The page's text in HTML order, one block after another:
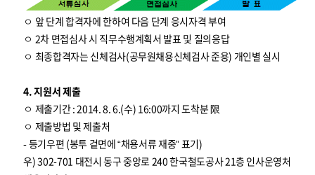
ㅇ 앞 단계 합격자에 한하여 다음 단계 응시자격 부여
ㅇ 2차 면접심사 시 직무수행계획서 발표 및 질의응답
ㅇ 최종합격자는 신체검사(공무원채용신체검사 준용) 개인별 실시
4. 지원서 제출
ㅇ 제출기간 : 2014. 8. 6.(수) 16:00까지 도착분 限
ㅇ 제출방법 및 제출처
- 등기우편 (봉투 겉면에 “채용서류 재중” 표기)
우) 302-701 대전시 동구 중앙로 240 한국철도공사 21층 인사운영처